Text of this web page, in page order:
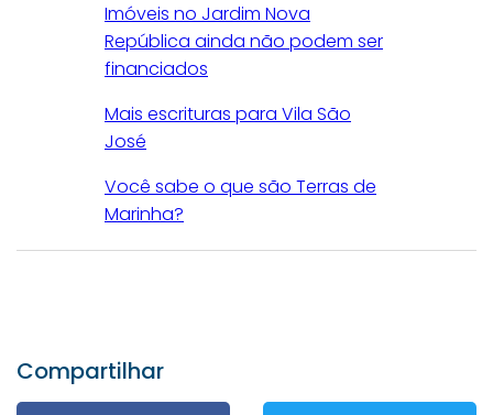
Imóveis no Jardim Nova
República ainda não podem ser
financiados
Mais escrituras para Vila São
José
Você sabe o que são Terras de
Marinha?
Compartilhar